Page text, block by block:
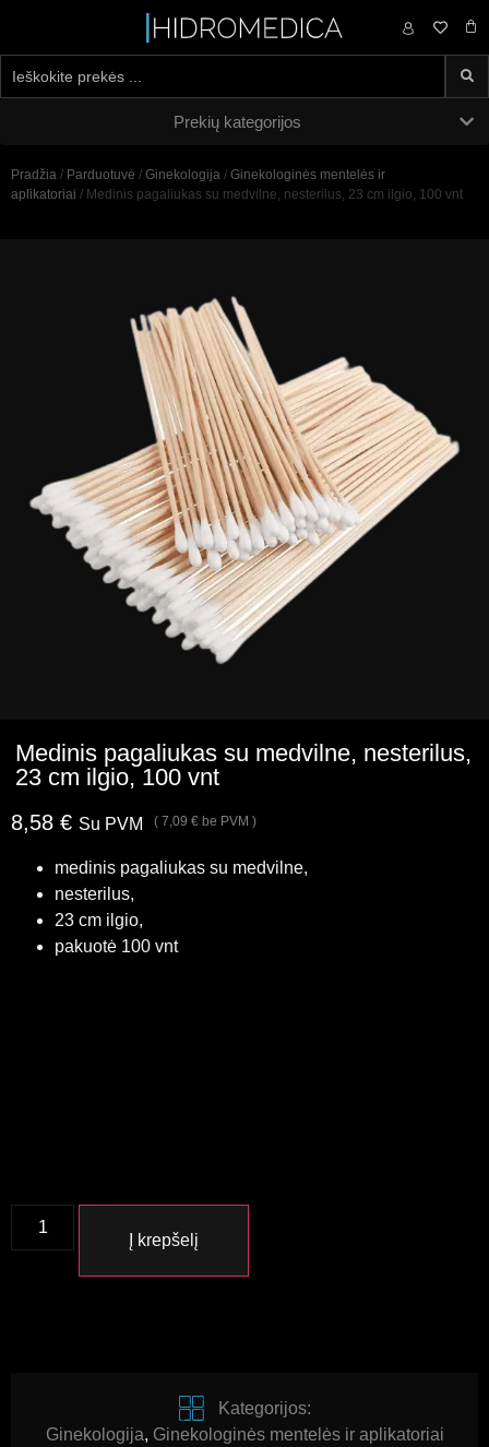
0,00 €
Prekių kategorijos
Pradžia / Parduotuvė / Ginekologija / Ginekologinės mentelės ir
aplikatoriai / Medinis pagaliukas su medvilne, nesterilus, 23 cm ilgio, 100 vnt
Medinis pagaliukas su medvilne, nesterilus,
23 cm ilgio, 100 vnt
8,58 € Su PVM ( 7,09 € be PVM )
medinis pagaliukas su medvilne,
nesterilus,
23 cm ilgio,
pakuotė 100 vnt
Į krepšelį
Kategorijos:
Ginekologija, Ginekologinės mentelės ir aplikatoriai